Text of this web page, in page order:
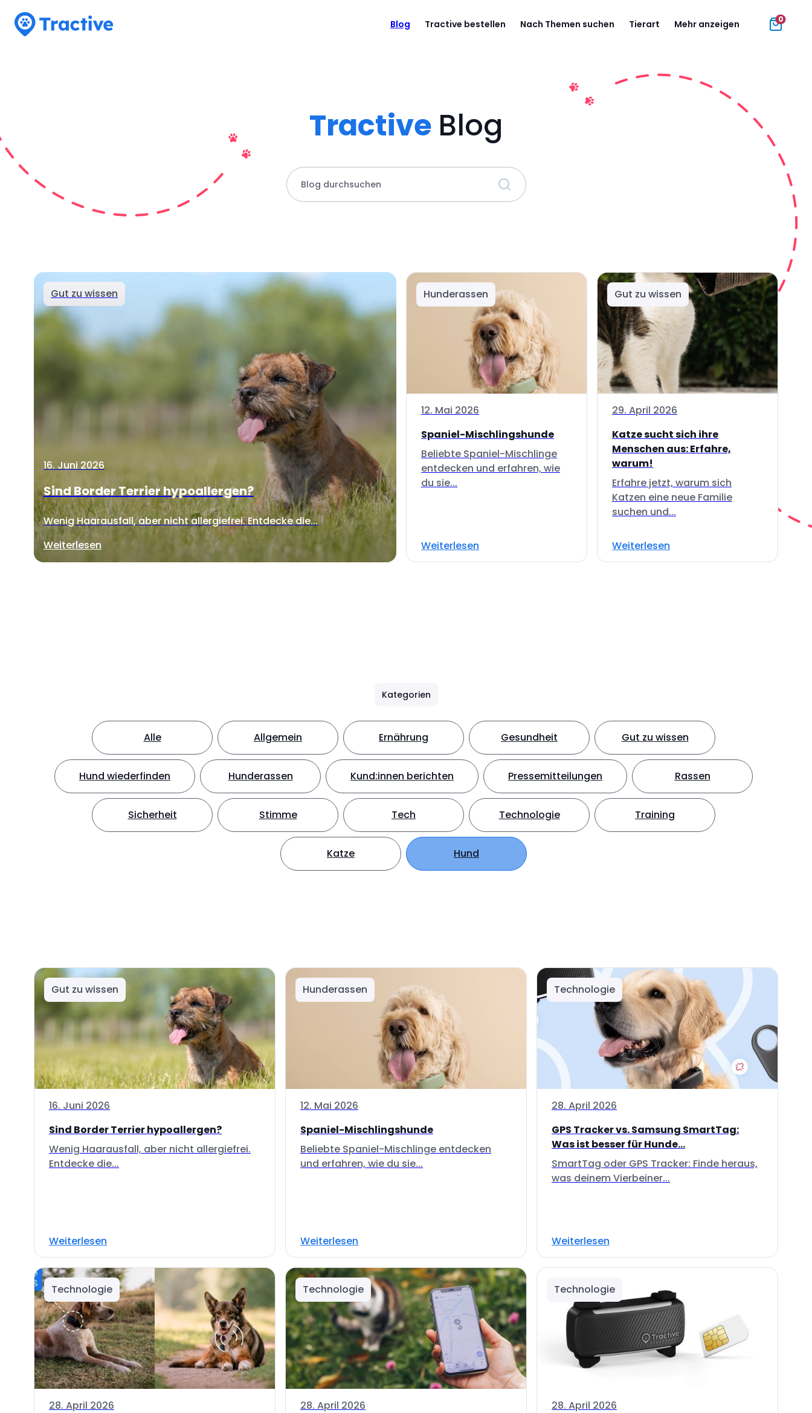
Blog Tractive bestellen Nach Themen suchen Tierart Mehr anzeigen 0
Tractive Blog
Blog durchsuchen
Gut zu wissen
16. Juni 2026
Sind Border Terrier hypoallergen?
Wenig Haarausfall, aber nicht allergiefrei. Entdecke die...
Weiterlesen
Hunderassen
12. Mai 2026
Spaniel-Mischlingshunde
Beliebte Spaniel-Mischlinge
entdecken und erfahren, wie
du sie...
Weiterlesen
Gut zu wissen
29. April 2026
Katze sucht sich ihre
Menschen aus: Erfahre,
warum!
Erfahre jetzt, warum sich
Katzen eine neue Familie
suchen und...
Weiterlesen
Kategorien
Alle Allgemein Ernährung Gesundheit Gut zu wissen
Hund wiederfinden Hunderassen Kund:innen berichten Pressemitteilungen Rassen
Sicherheit Stimme Tech Technologie Training
Katze Hund
Gut zu wissen
16. Juni 2026
Sind Border Terrier hypoallergen?
Wenig Haarausfall, aber nicht allergiefrei.
Entdecke die...
Weiterlesen
Hunderassen
12. Mai 2026
Spaniel-Mischlingshunde
Beliebte Spaniel-Mischlinge entdecken
und erfahren, wie du sie...
Weiterlesen
Technologie
28. April 2026
GPS Tracker vs. Samsung SmartTag:
Was ist besser für Hunde...
SmartTag oder GPS Tracker: Finde heraus,
was deinem Vierbeiner...
Weiterlesen
Technologie
28. April 2026
Technologie
28. April 2026
Technologie
28. April 2026